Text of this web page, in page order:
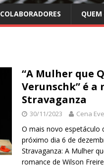
COLABORADORES QUEM
“A Mulher que
Verunschk” é a
Stravaganza
30/11/2023 Cena
O mais novo espetáculo
próximo dia 6 de
Stravaganza: A Mulher
romance de Wilson